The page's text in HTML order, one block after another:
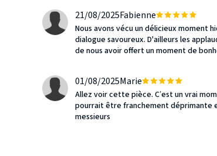
21/08/2025Fabienne
Nous avons vécu un délicieux moment
dialogue savoureux. D'ailleurs les
de nous avoir offert un moment de
01/08/2025Marie
Allez voir cette pièce. C’est un vrai
pourrait être franchement déprimante
messieurs